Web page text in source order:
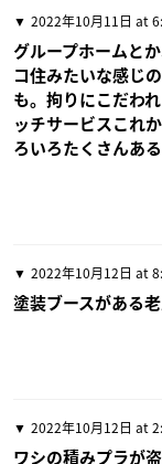
2022年10月11日 at
グループホームと
コ住みたいな感じ
も。拘りにこだわ
ッチサービスこれ
ろいろたくさんあ
2022年10月12日 at
塗装ブースがある
2022年10月12日 at
ワシの積みプラが